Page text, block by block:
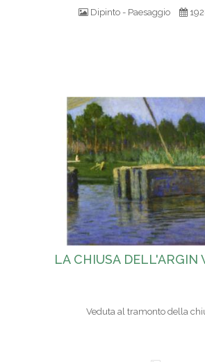
Dipinto - Paesaggio
LA CHIUSA DELL'ARGIN
Veduta al tramonto della